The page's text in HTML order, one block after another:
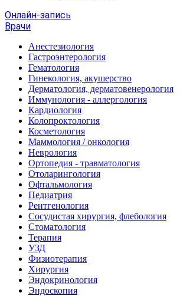
Онлайн-запись
Врачи
Анестезиология
Гастроэнтерология
Гематология
Гинекология, акушерство
Дерматология, дерматовенерология
Иммунология - аллергология
Кардиология
Колопроктология
Косметология
Маммология / онкология
Неврология
Ортопедия - травматология
Отоларингология
Офтальмология
Педиатрия
Рентгенология
Сосудистая хирургия, флебология
Стоматология
Терапия
УЗД
Физиотерапия
Хирургия
Эндокринология
Эндоскопия